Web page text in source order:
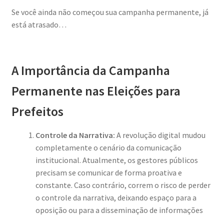
Se você ainda não começou sua campanha permanente, já
está atrasado…
A Importância da Campanha
Permanente nas Eleições para
Prefeitos
Controle da Narrativa: A revolução digital mudou
completamente o cenário da comunicação
institucional. Atualmente, os gestores públicos
precisam se comunicar de forma proativa e
constante. Caso contrário, correm o risco de perder
o controle da narrativa, deixando espaço para a
oposição ou para a disseminação de informações